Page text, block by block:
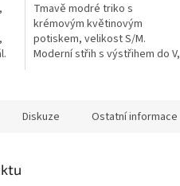
Tmavě modré triko s
krémovým květinovým
potiskem, velikost S/M.
Moderní střih s výstřihem do V,
Diskuze Ostatní informace